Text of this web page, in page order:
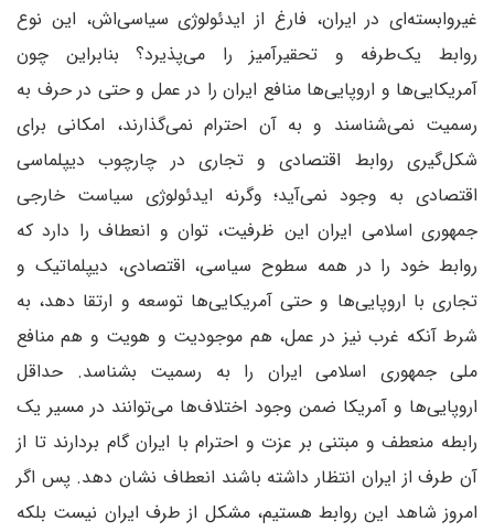
غیروابسته‌ای در ایران، فارغ از ایدئولوژی سیاسی‌اش، این نوع
روابط یک‌طرفه و تحقیرآمیز را می‌پذیرد؟ بنابراین چون
آمریکایی‌ها و اروپایی‌ها منافع ایران را در عمل و حتی در حرف به
رسمیت نمی‌شناسند و به آن احترام نمی‌گذارند، امکانی برای
شکل‌گیری روابط اقتصادی و تجاری در چارچوب دیپلماسی
اقتصادی به وجود نمی‌آید؛ و‌گرنه ایدئولوژی سیاست خارجی
جمهوری اسلامی ایران این ظرفیت، توان و انعطاف را دارد که
روابط خود را در همه سطوح سیاسی، اقتصادی، دیپلماتیک و
تجاری با اروپایی‌ها و حتی آمریکایی‌ها توسعه و ارتقا دهد، به
شرط آنکه غرب نیز در عمل، هم موجودیت و هویت و هم منافع
ملی جمهوری اسلامی ایران را به رسمیت بشناسد. حداقل
اروپایی‌ها و آمریکا ضمن وجود اختلاف‌ها می‌توانند در مسیر یک
رابطه منعطف و مبتنی بر عزت و احترام با ایران گام بردارند تا از
آن طرف از ایران انتظار داشته باشند انعطاف نشان دهد. پس اگر
امروز شاهد این روابط هستیم، مشکل از طرف ایران نیست‌ بلکه